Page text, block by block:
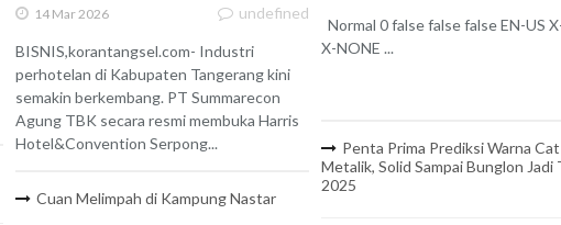
14 Mar 2026 undefined
BISNIS,korantangsel.com- Industri
perhotelan di Kabupaten Tangerang kini
semakin berkembang. PT Summarecon
Agung TBK secara resmi membuka Harris
Hotel&Convention Serpong...
Cuan Melimpah di Kampung Nastar
Normal 0 false false false EN-US
X-NONE ...
Penta Prima Prediksi Warna
Metalik, Solid Sampai Bunglon Jadi
2025